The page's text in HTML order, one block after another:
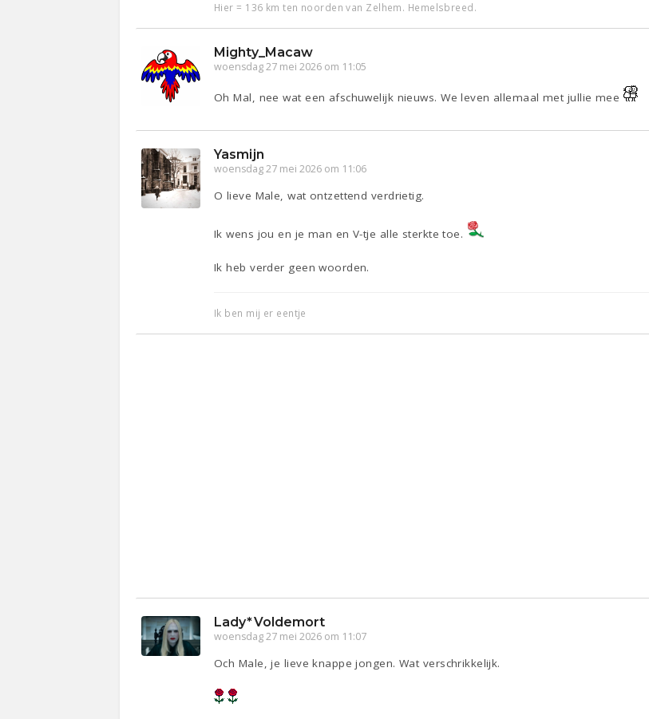
Hier = 136 km ten noorden van Zelhem. Hemelsbreed.
Mighty_Macaw
woensdag 27 mei 2026 om 11:05
Oh Mal, nee wat een afschuwelijk nieuws. We leven allemaal met jullie mee
Yasmijn
woensdag 27 mei 2026 om 11:06
O lieve Male, wat ontzettend verdrietig.
Ik wens jou en je man en V-tje alle sterkte toe.
Ik heb verder geen woorden.
Ik ben mij er eentje
Lady*Voldemort
woensdag 27 mei 2026 om 11:07
Och Male, je lieve knappe jongen. Wat verschrikkelijk.